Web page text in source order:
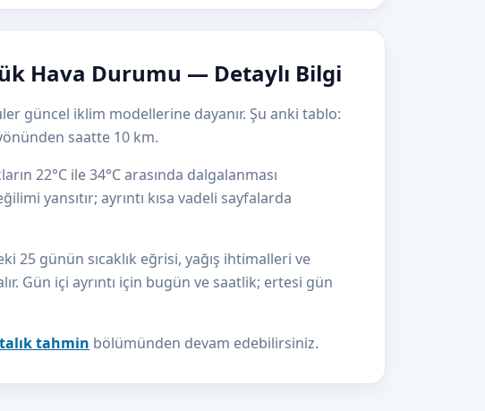
Hava Durumu — Detaylı Bilgi
güncel iklim modellerine dayanır. Şu anki tablo:
saatte 10 km.
22°C ile 34°C arasında dalgalanması
yansıtır; ayrıntı kısa vadeli sayfalarda
25 günün sıcaklık eğrisi, yağış ihtimalleri ve
Gün içi ayrıntı için bugün ve saatlik; ertesi gün
tahmin bölümünden devam edebilirsiniz.